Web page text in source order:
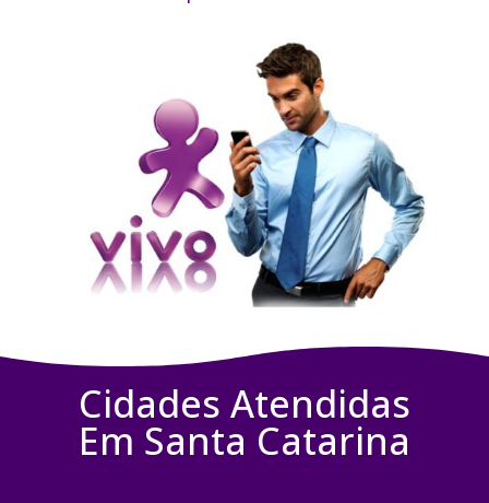
Cidades Atendidas
Em Santa Catarina